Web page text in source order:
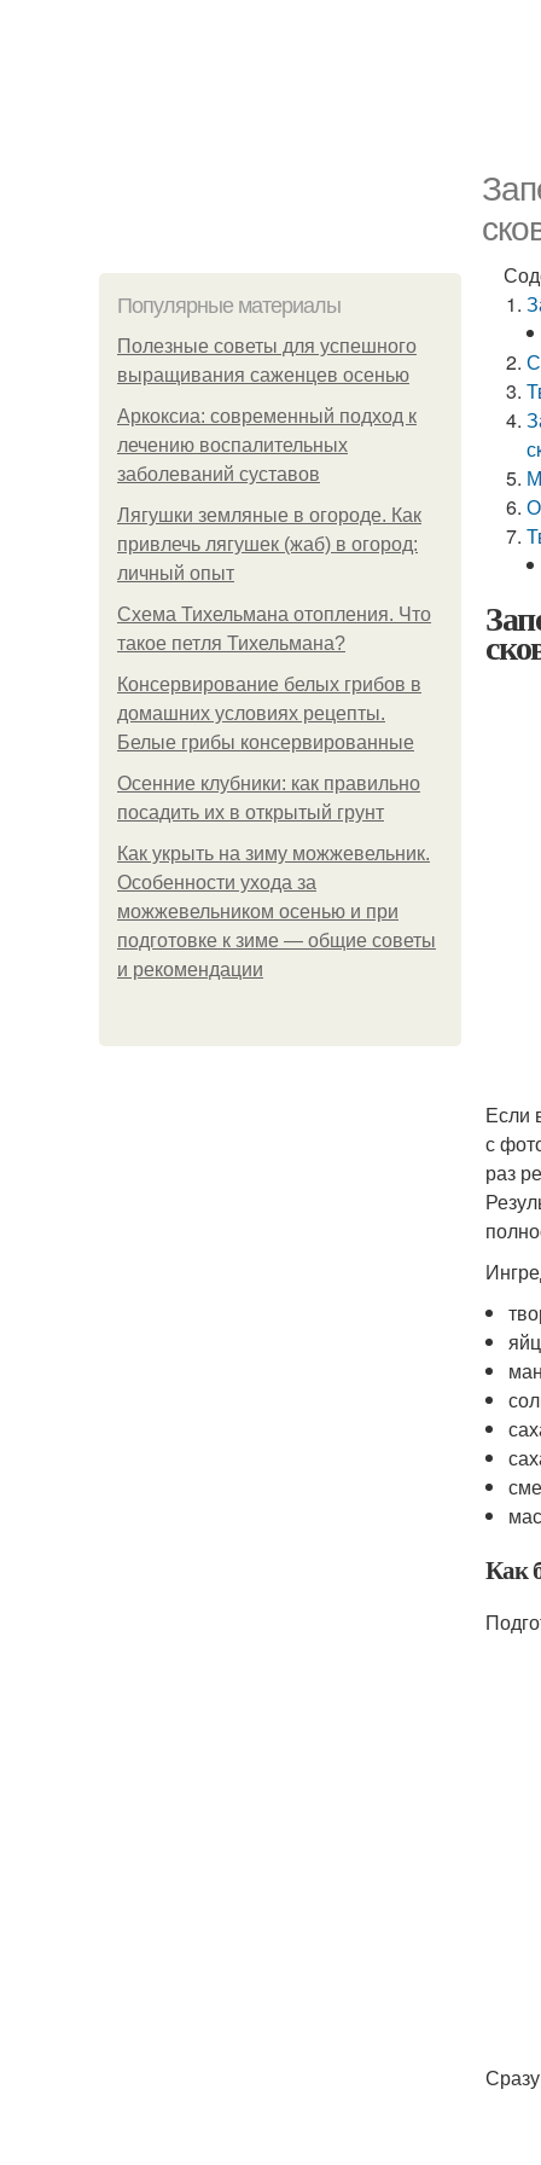
Популярные материалы
Полезные советы для успешного
выращивания саженцев осенью
Аркоксиа: современный подход к
лечению воспалительных
заболеваний суставов
Лягушки земляные в огороде. Как
привлечь лягушек (жаб) в огород:
личный опыт
Схема Тихельмана отопления. Что
такое петля Тихельмана?
Консервирование белых грибов в
домашних условиях рецепты.
Белые грибы консервированные
Осенние клубники: как правильно
посадить их в открытый грунт
Как укрыть на зиму можжевельник.
Особенности ухода за
можжевельником осенью и при
подготовке к зиме — общие советы
и рекомендации
Если
с
раз
Как